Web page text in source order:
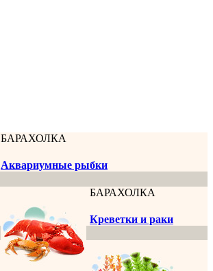
БАРАХОЛКА
Аквариумные рыбки
БАРАХОЛКА
Креветки и раки